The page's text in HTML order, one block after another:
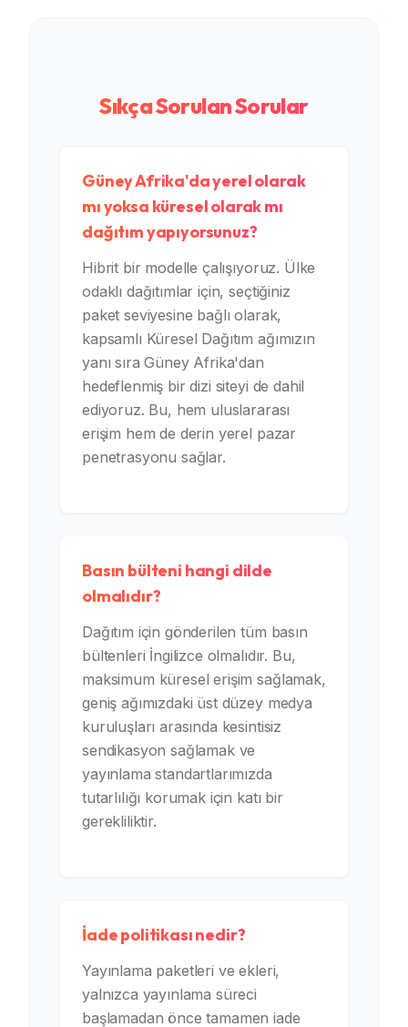
Sıkça Sorulan Sorular
Güney Afrika'da yerel olarak
mı yoksa küresel olarak mı
dağıtım yapıyorsunuz?
Hibrit bir modelle çalışıyoruz. Ülke
odaklı dağıtımlar için, seçtiğiniz
paket seviyesine bağlı olarak,
kapsamlı Küresel Dağıtım ağımızın
yanı sıra Güney Afrika'dan
hedeflenmiş bir dizi siteyi de dahil
ediyoruz. Bu, hem uluslararası
erişim hem de derin yerel pazar
penetrasyonu sağlar.
Basın bülteni hangi dilde
olmalıdır?
Dağıtım için gönderilen tüm basın
bültenleri İngilizce olmalıdır. Bu,
maksimum küresel erişim sağlamak,
geniş ağımızdaki üst düzey medya
kuruluşları arasında kesintisiz
sendikasyon sağlamak ve
yayınlama standartlarımızda
tutarlılığı korumak için katı bir
gerekliliktir.
İade politikası nedir?
Yayınlama paketleri ve ekleri,
yalnızca yayınlama süreci
başlamadan önce tamamen iade